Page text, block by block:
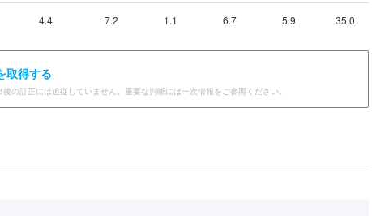
4.4 7.2 1.1 6.7 5.9 35.0
取得する
訂正には追従していません。重要な判断には一次情報をご参照ください。